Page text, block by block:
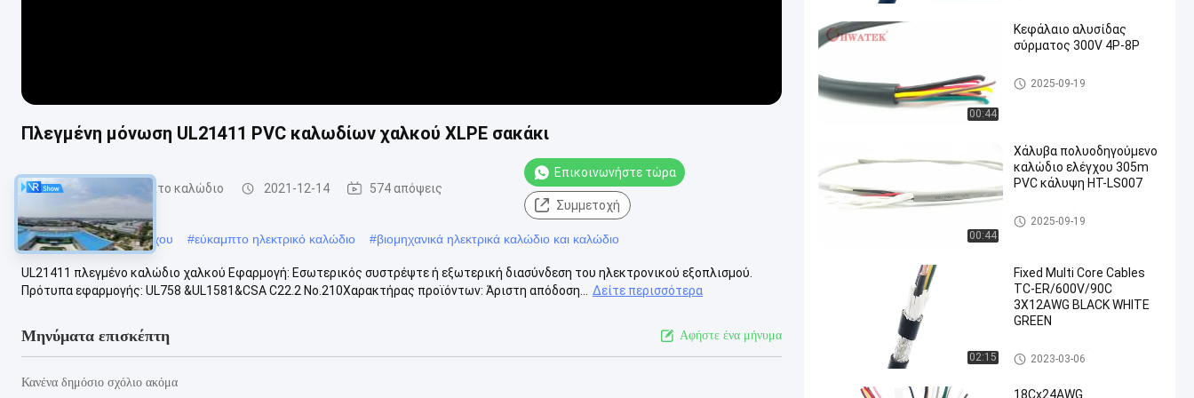
Πλεγμένη μόνωση UL21411 PVC καλωδίων χαλκού XLPE σακάκι
Βιομηχανικό εύκαμπτο καλώδιο 2021-12-14 574 απόψεις
Επικοινωνήστε τώρα
Συμμετοχή
#Ευέλικτο καλώδιο ελέγχου #εύκαμπτο ηλεκτρικό καλώδιο #βιομηχανικά ηλεκτρικά καλώδιο και καλώδιο
UL21411 πλεγμένο καλώδιο χαλκού Εφαρμογή: Εσωτερικός συστρέψτε ή εξωτερική διασύνδεση του ηλεκτρονικού εξοπλισμού.
Πρότυπα εφαρμογής: UL758 &UL1581&CSA C22.2 No.210Χαρακτήρας προϊόντων: Άριστη απόδοση...
Δείτε περισσότερα
Μηνύματα επισκέπτη Αφήστε ένα μήνυμα
Κανένα δημόσιο σχόλιο ακόμα
00:44
Κεφάλαιο αλυσίδας
σύρματος 300V 4P-8P
Βιομηχανικό εύκαμπτο καλώ
διο
2025-09-19
00:44
Χάλυβα πολυοδηγούμενο
καλώδιο ελέγχου 305m
PVC κάλυψη HT-LS007
Βιομηχανικό εύκαμπτο καλώ
διο
2025-09-19
02:15
Fixed Multi Core Cables
TC-ER/600V/90C
3X12AWG BLACK WHITE
GREEN
Βιομηχανικό εύκαμπτο καλώ
διο
2023-03-06
18Cx24AWG